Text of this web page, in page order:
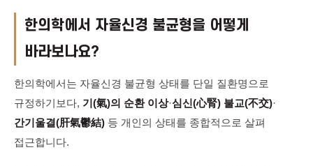
한의학에서 자율신경 불균형을 어떻게
바라보나요?
한의학에서는 자율신경 불균형 상태를 단일 질환명으로
규정하기보다, 기(氣)의 순환 이상·심신(心腎) 불교(不交)·
간기울결(肝氣鬱結) 등 개인의 상태를 종합적으로 살펴
접근합니다.